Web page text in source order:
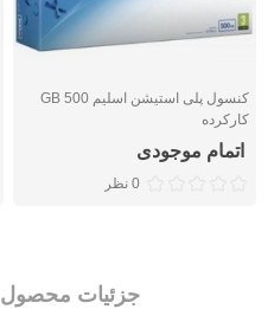
کنسول پلی استیشن اسلیم 500 GB
کارکرده
اتمام موجودی
0 نظر
جزئیات محصول